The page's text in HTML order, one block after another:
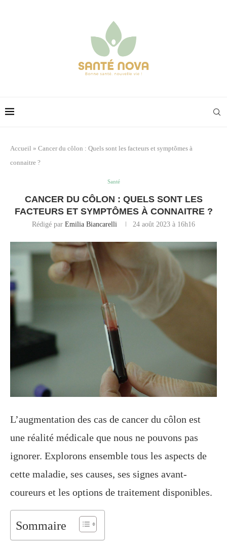
Accueil » Cancer du côlon : Quels sont les facteurs et symptômes à
connaitre ?
Santé
CANCER DU CÔLON : QUELS SONT LES
FACTEURS ET SYMPTÔMES À CONNAITRE ?
Rédigé par Emilia Biancarelli 24 août 2023 à 16h16
L’augmentation des cas de cancer du côlon est
une réalité médicale que nous ne pouvons pas
ignorer. Explorons ensemble tous les aspects de
cette maladie, ses causes, ses signes avant-
coureurs et les options de traitement disponibles.
Sommaire